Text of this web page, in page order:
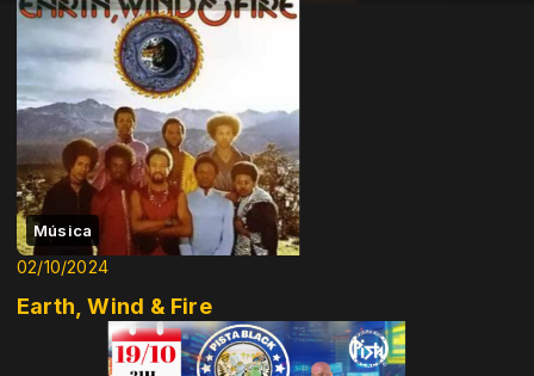
Música
02/10/2024
Earth, Wind & Fire